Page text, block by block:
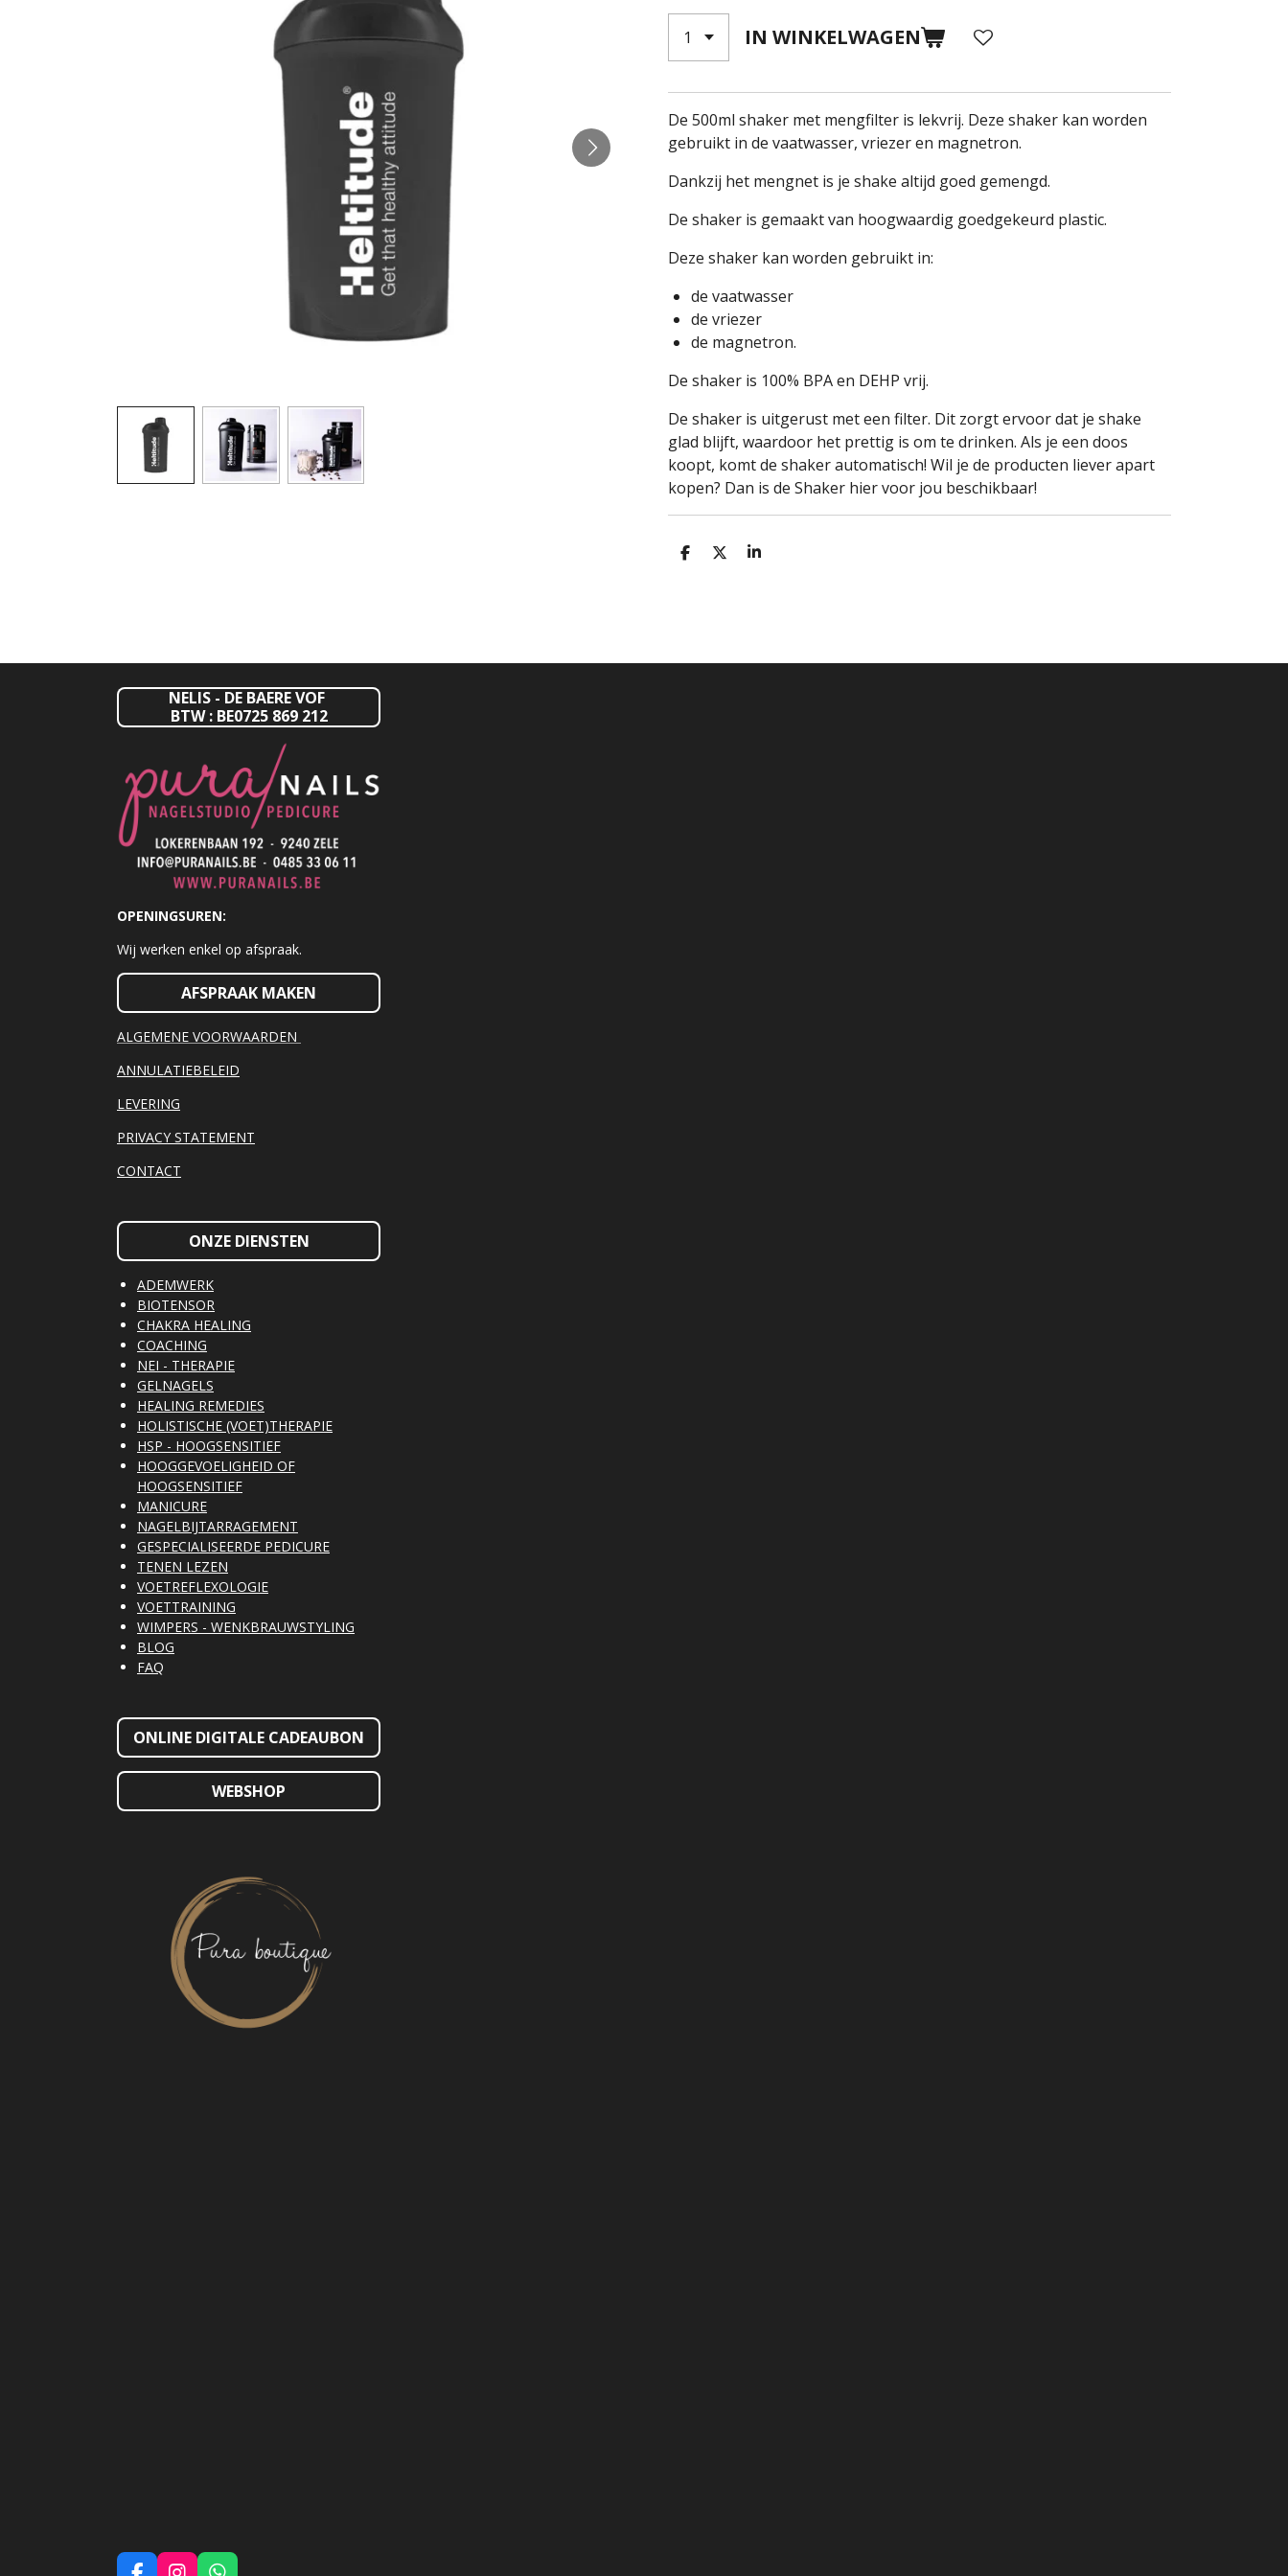
IN WINKELWAGEN
De 500ml shaker met mengfilter is lekvrij. Deze shaker kan worden
gebruikt in de vaatwasser, vriezer en magnetron.
Dankzij het mengnet is je shake altijd goed gemengd.
De shaker is gemaakt van hoogwaardig goedgekeurd plastic.
Deze shaker kan worden gebruikt in:
de vaatwasser
de vriezer
de magnetron.
De shaker is 100% BPA en DEHP vrij.
De shaker is uitgerust met een filter. Dit zorgt ervoor dat je shake
glad blijft, waardoor het prettig is om te drinken. Als je een doos
koopt, komt de shaker automatisch! Wil je de producten liever apart
kopen? Dan is de Shaker hier voor jou beschikbaar!
D
D
S
NELIS - DE BAERE VOF
BTW : BE0725 869 212
OPENINGSUREN:
Wij werken enkel op afspraak.
AFSPRAAK MAKEN
ALGEMENE VOORWAARDEN
ANNULATIEBELEID
LEVERING
PRIVACY STATEMENT
CONTACT
ONZE DIENSTEN
ADEMWERK
BIOTENSOR
CHAKRA HEALING
COACHING
NEI - THERAPIE
GELNAGELS
HEALING REMEDIES
HOLISTISCHE (VOET)THERAPIE
HSP - HOOGSENSITIEF
HOOGGEVOELIGHEID OF
HOOGSENSITIEF
MANICURE
NAGELBIJTARRAGEMENT
GESPECIALISEERDE PEDICURE
TENEN LEZEN
VOETREFLEXOLOGIE
VOETTRAINING
WIMPERS - WENKBRAUWSTYLING
BLOG
FAQ
ONLINE DIGITALE CADEAUBON
WEBSHOP